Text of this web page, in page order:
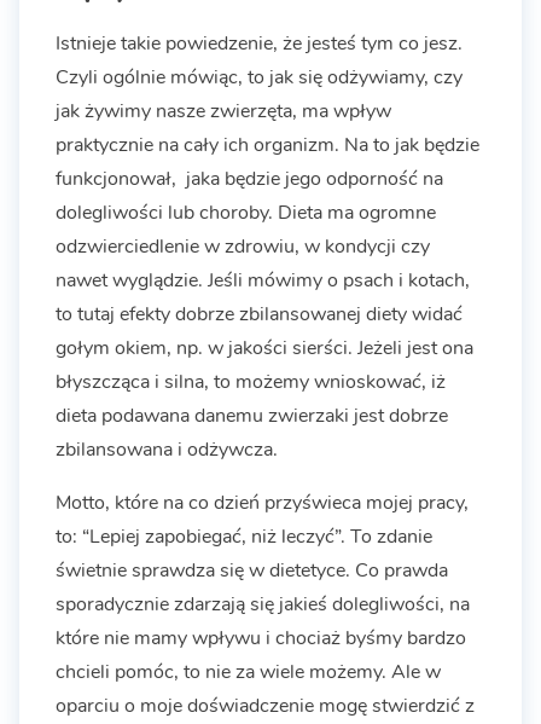
Istnieje takie powiedzenie, że jesteś tym co jesz.
Czyli ogólnie mówiąc, to jak się odżywiamy, czy
jak żywimy nasze zwierzęta, ma wpływ
praktycznie na cały ich organizm. Na to jak będzie
funkcjonował, jaka będzie jego odporność na
dolegliwości lub choroby. Dieta ma ogromne
odzwierciedlenie w zdrowiu, w kondycji czy
nawet wyglądzie. Jeśli mówimy o psach i kotach,
to tutaj efekty dobrze zbilansowanej diety widać
gołym okiem, np. w jakości sierści. Jeżeli jest ona
błyszcząca i silna, to możemy wnioskować, iż
dieta podawana danemu zwierzaki jest dobrze
zbilansowana i odżywcza.
Motto, które na co dzień przyświeca mojej pracy,
to: “Lepiej zapobiegać, niż leczyć”. To zdanie
świetnie sprawdza się w dietetyce. Co prawda
sporadycznie zdarzają się jakieś dolegliwości, na
które nie mamy wpływu i chociaż byśmy bardzo
chcieli pomóc, to nie za wiele możemy. Ale w
oparciu o moje doświadczenie mogę stwierdzić z